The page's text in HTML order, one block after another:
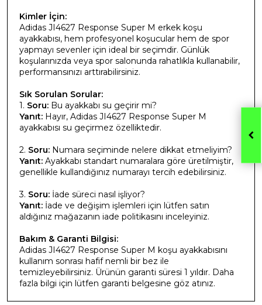
Kimler İçin:
Adidas JI4627 Response Super M erkek koşu
ayakkabısı, hem profesyonel koşucular hem de spor
yapmayı sevenler için ideal bir seçimdir. Günlük
koşularınızda veya spor salonunda rahatlıkla kullanabilir,
performansınızı arttırabilirsiniz.
Sık Sorulan Sorular:
1. Soru: Bu ayakkabı su geçirir mi?
Yanıt: Hayır, Adidas JI4627 Response Super M
ayakkabısı su geçirmez özelliktedir.
2. Soru: Numara seçiminde nelere dikkat etmeliyim?
Yanıt: Ayakkabı standart numaralara göre üretilmiştir,
genellikle kullandığınız numarayı tercih edebilirsiniz.
3. Soru: İade süreci nasıl işliyor?
Yanıt: İade ve değişim işlemleri için lütfen satın
aldığınız mağazanın iade politikasını inceleyiniz.
Bakım & Garanti Bilgisi:
Adidas JI4627 Response Super M koşu ayakkabısını
kullanım sonrası hafif nemli bir bez ile
temizleyebilirsiniz. Ürünün garanti süresi 1 yıldır. Daha
fazla bilgi için lütfen garanti belgesine göz atınız.